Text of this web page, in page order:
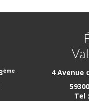
ème 4 Avenue
Tel